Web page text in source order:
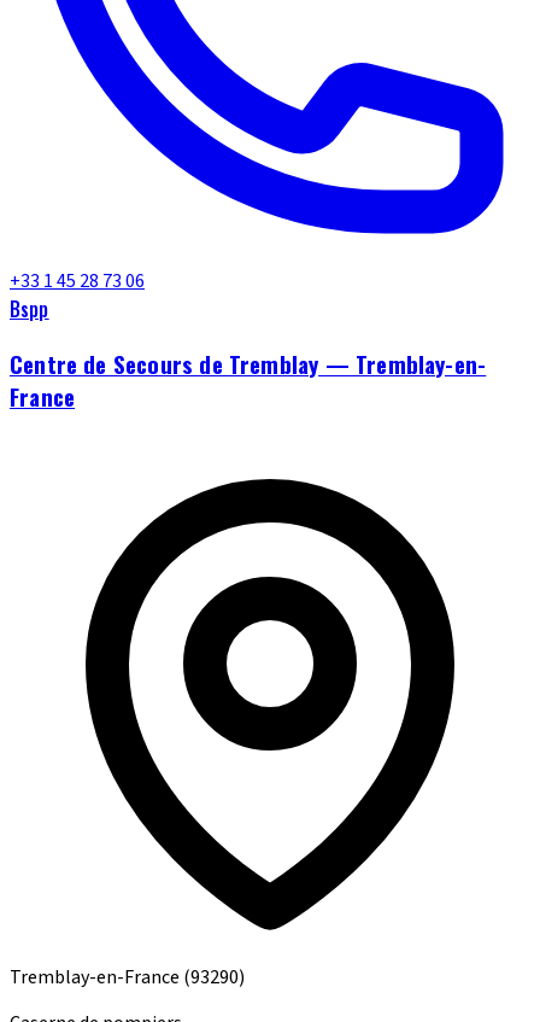
+33 1 45 28 73 06
Bspp
Centre de Secours de Tremblay — Tremblay-en-
France
Tremblay-en-France (93290)